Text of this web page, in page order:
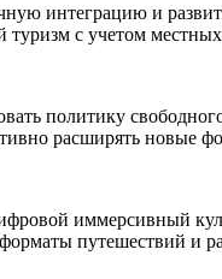
интеграцию и
туризм с учетом
политику
расширять новые
иммерсивный
путешествий и